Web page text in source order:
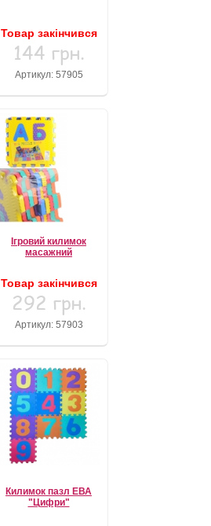
Товар закінчився
144 грн.
Артикул: 57905
Ігровий килимок
масажний
Товар закінчився
292 грн.
Артикул: 57903
Килимок пазл ЕВА
"Цифри"